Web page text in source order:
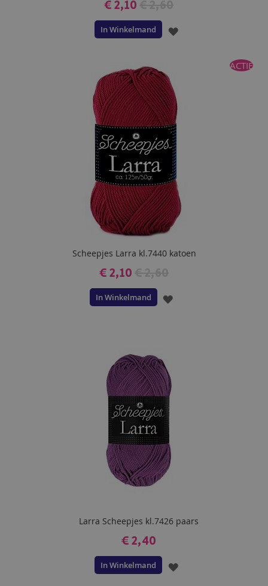
€ 2,10
In Winkelmand
VOEG
ACTIE
Scheepjes Larra kl.7440 katoen
€ 2,10
In Winkelmand
VOEG
Larra Scheepjes kl.7426 paars
€ 2,40
In Winkelmand
VOEG